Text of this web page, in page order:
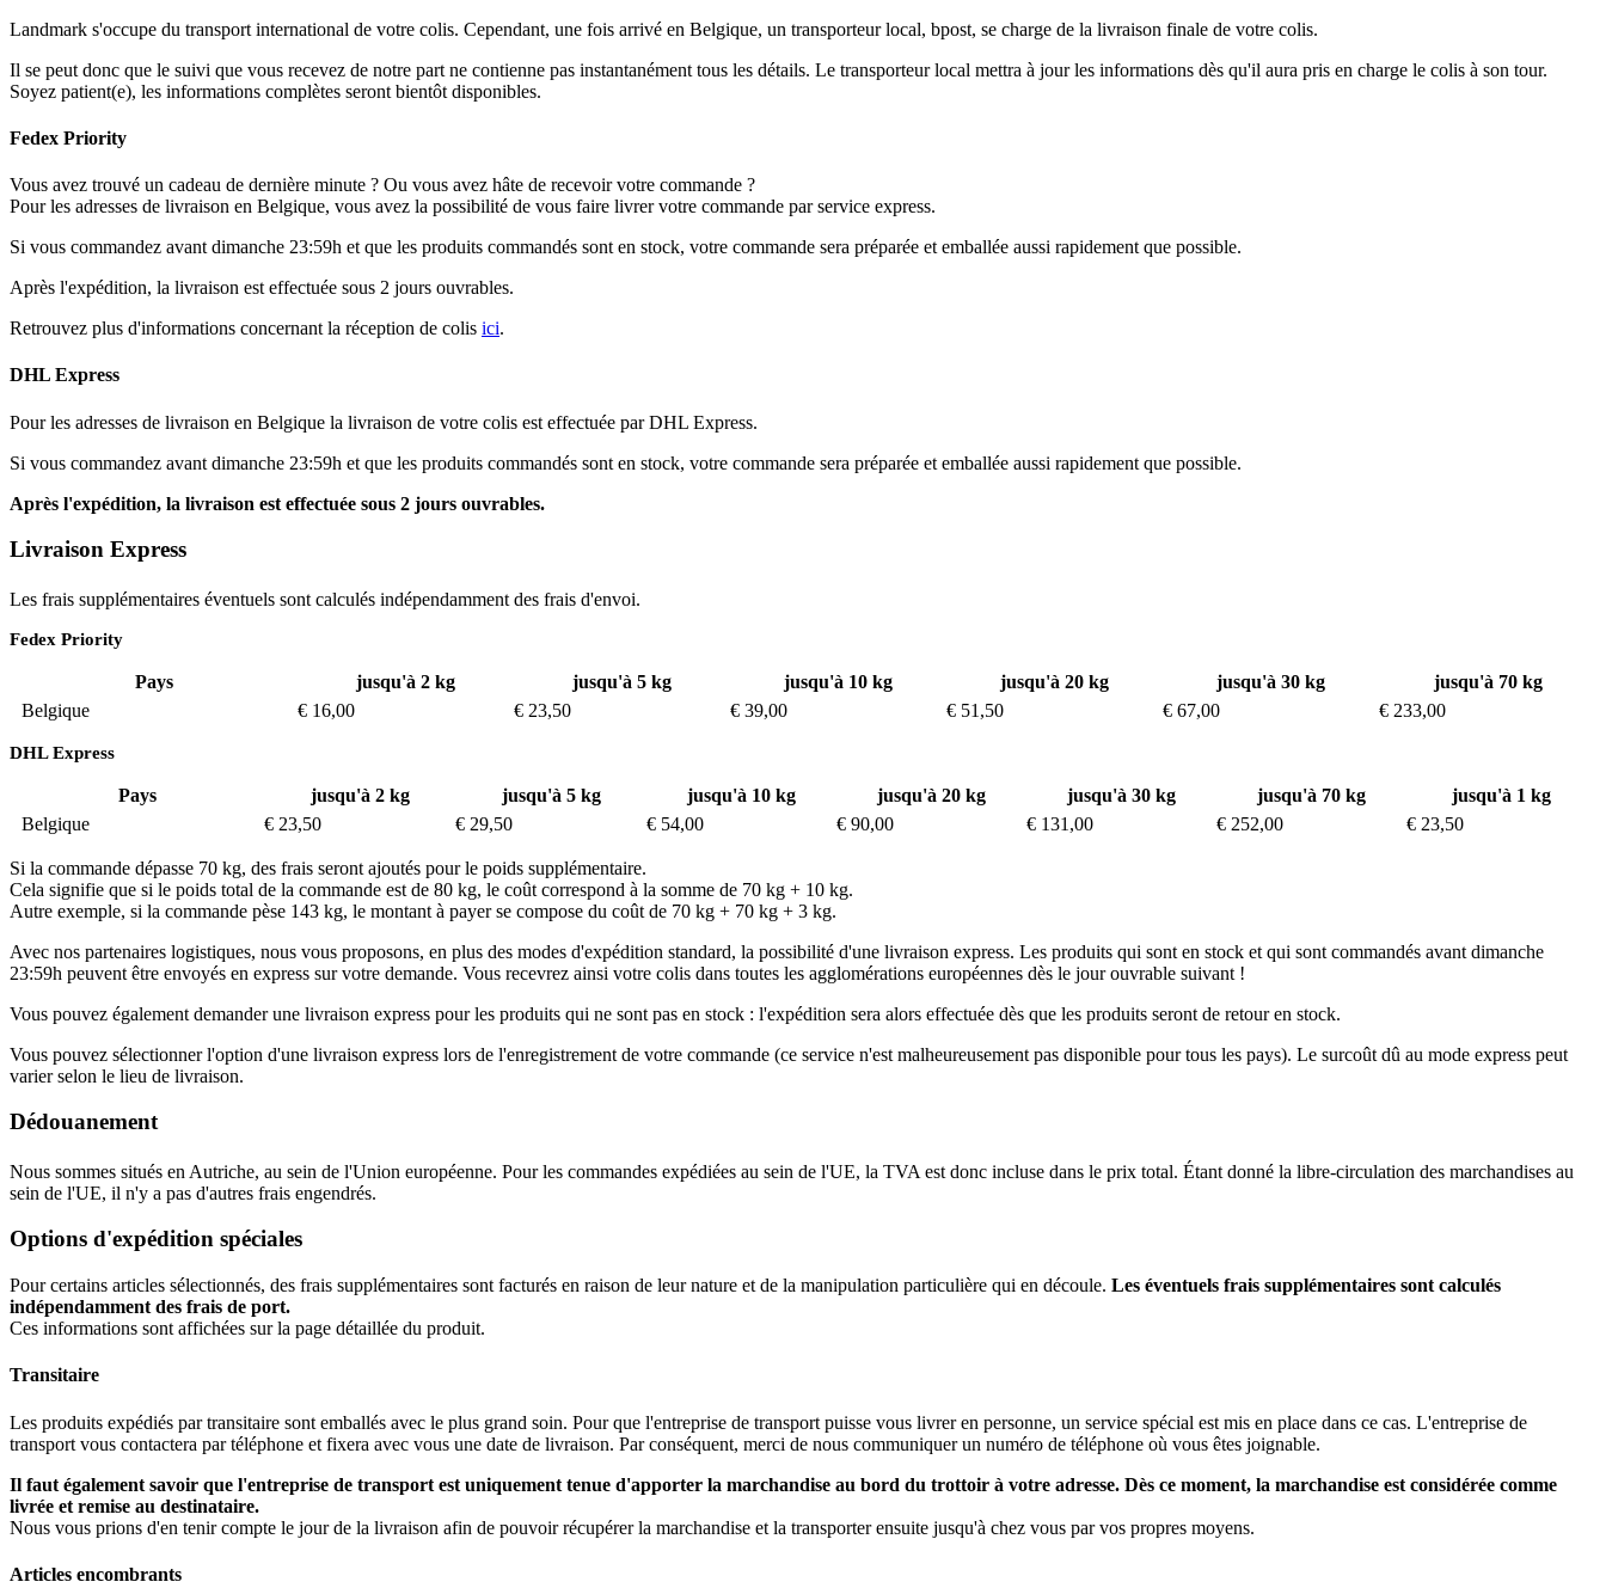
Landmark s'occupe du transport international de votre colis. Cependant, une fois arrivé en Belgique, un transporteur local, bpost, se charge de la livraison finale de votre colis.
Il se peut donc que le suivi que vous recevez de notre part ne contienne pas instantanément tous les détails. Le transporteur local mettra à jour les informations dès qu'il aura pris en charge le colis à son tour.
Soyez patient(e), les informations complètes seront bientôt disponibles.
Fedex Priority
Vous avez trouvé un cadeau de dernière minute ? Ou vous avez hâte de recevoir votre commande ?
Pour les adresses de livraison en Belgique, vous avez la possibilité de vous faire livrer votre commande par service express.
Si vous commandez avant dimanche 23:59h et que les produits commandés sont en stock, votre commande sera préparée et emballée aussi rapidement que possible.
Après l'expédition, la livraison est effectuée sous 2 jours ouvrables.
Retrouvez plus d'informations concernant la réception de colis ici.
DHL Express
Pour les adresses de livraison en Belgique la livraison de votre colis est effectuée par DHL Express.
Si vous commandez avant dimanche 23:59h et que les produits commandés sont en stock, votre commande sera préparée et emballée aussi rapidement que possible.
Après l'expédition, la livraison est effectuée sous 2 jours ouvrables.
Livraison Express
Les frais supplémentaires éventuels sont calculés indépendamment des frais d'envoi.
Fedex Priority
Pays jusqu'à 2 kg jusqu'à 5 kg jusqu'à 10 kg jusqu'à 20 kg jusqu'à 30 kg
jusqu'à 70 kg
Belgique
€ 16,00 € 23,50 € 39,00 € 51,50 € 67,00 € 233,00
DHL Express
Pays jusqu'à 2 kg jusqu'à 5 kg jusqu'à 10 kg jusqu'à 20 kg jusqu'à 30 kg jusqu'à 70 kg
jusqu'à 1 kg
Belgique
€ 23,50 € 29,50 € 54,00 € 90,00 € 131,00 € 252,00 € 23,50
Si la commande dépasse 70 kg, des frais seront ajoutés pour le poids supplémentaire.
Cela signifie que si le poids total de la commande est de 80 kg, le coût correspond à la somme de 70 kg + 10 kg.
Autre exemple, si la commande pèse 143 kg, le montant à payer se compose du coût de 70 kg + 70 kg + 3 kg.
Avec nos partenaires logistiques, nous vous proposons, en plus des modes d'expédition standard, la possibilité d'une livraison express. Les produits qui sont en stock et qui sont commandés avant dimanche
23:59h peuvent être envoyés en express sur votre demande. Vous recevrez ainsi votre colis dans toutes les agglomérations européennes dès le jour ouvrable suivant !
Vous pouvez également demander une livraison express pour les produits qui ne sont pas en stock : l'expédition sera alors effectuée dès que les produits seront de retour en stock.
Vous pouvez sélectionner l'option d'une livraison express lors de l'enregistrement de votre commande (ce service n'est malheureusement pas disponible pour tous les pays). Le surcoût dû au mode express peut
varier selon le lieu de livraison.
Dédouanement
Nous sommes situés en Autriche, au sein de l'Union européenne. Pour les commandes expédiées au sein de l'UE, la TVA est donc incluse dans le prix total. Étant donné la libre-circulation des marchandises au
sein de l'UE, il n'y a pas d'autres frais engendrés.
Options d'expédition spéciales
Pour certains articles sélectionnés, des frais supplémentaires sont facturés en raison de leur nature et de la manipulation particulière qui en découle. Les éventuels frais supplémentaires sont calculés
indépendamment des frais de port.
Ces informations sont affichées sur la page détaillée du produit.
Transitaire
Les produits expédiés par transitaire sont emballés avec le plus grand soin. Pour que l'entreprise de transport puisse vous livrer en personne, un service spécial est mis en place dans ce cas. L'entreprise de
transport vous contactera par téléphone et fixera avec vous une date de livraison. Par conséquent, merci de nous communiquer un numéro de téléphone où vous êtes joignable.
Il faut également savoir que l'entreprise de transport est uniquement tenue d'apporter la marchandise au bord du trottoir à votre adresse. Dès ce moment, la marchandise est considérée comme
livrée et remise au destinataire.
Nous vous prions d'en tenir compte le jour de la livraison afin de pouvoir récupérer la marchandise et la transporter ensuite jusqu'à chez vous par vos propres moyens.
Articles encombrants